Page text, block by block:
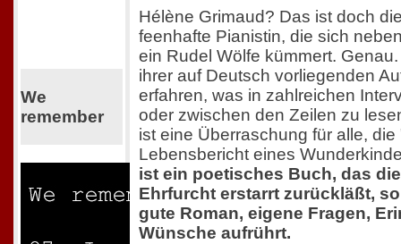
We
remember
Hélène Grimaud? Das ist doch
feenhafte Pianistin, die sich
ein Rudel Wölfe kümmert.
ihrer auf Deutsch vorliegenden
erfahren, was in zahlreichen
oder zwischen den Zeilen zu
ist eine Überraschung für alle,
Lebensbericht eines
ist ein poetisches Buch, das
Ehrfurcht erstarrt zurückläßt,
gute Roman, eigene Fragen,
Wünsche aufrührt.